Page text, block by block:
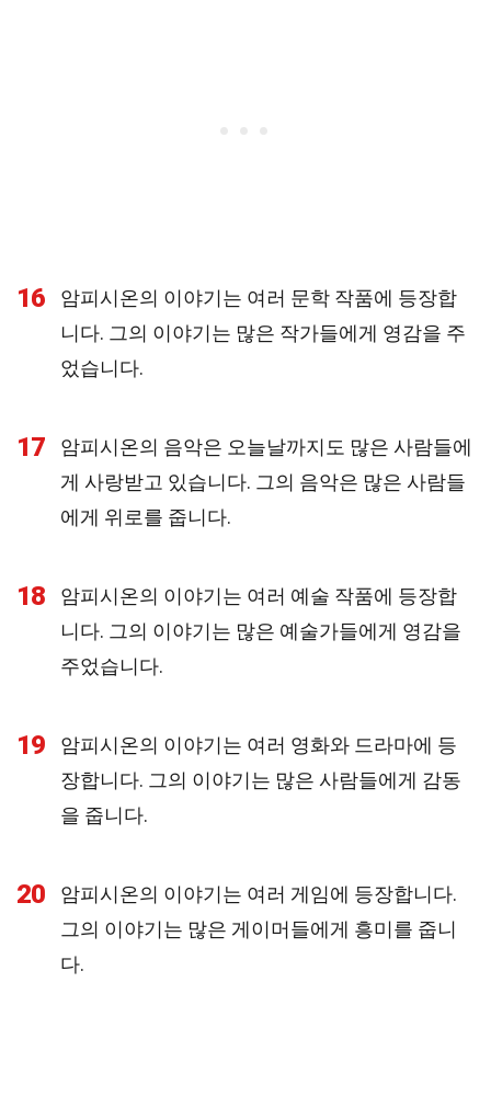
16
암피시온의 이야기는 여러 문학 작품에 등장합
니다. 그의 이야기는 많은 작가들에게 영감을 주
었습니다.
17
암피시온의 음악은 오늘날까지도 많은 사람들에
게 사랑받고 있습니다. 그의 음악은 많은 사람들
에게 위로를 줍니다.
18
암피시온의 이야기는 여러 예술 작품에 등장합
니다. 그의 이야기는 많은 예술가들에게 영감을
주었습니다.
19
암피시온의 이야기는 여러 영화와 드라마에 등
장합니다. 그의 이야기는 많은 사람들에게 감동
을 줍니다.
20
암피시온의 이야기는 여러 게임에 등장합니다.
그의 이야기는 많은 게이머들에게 흥미를 줍니
다.